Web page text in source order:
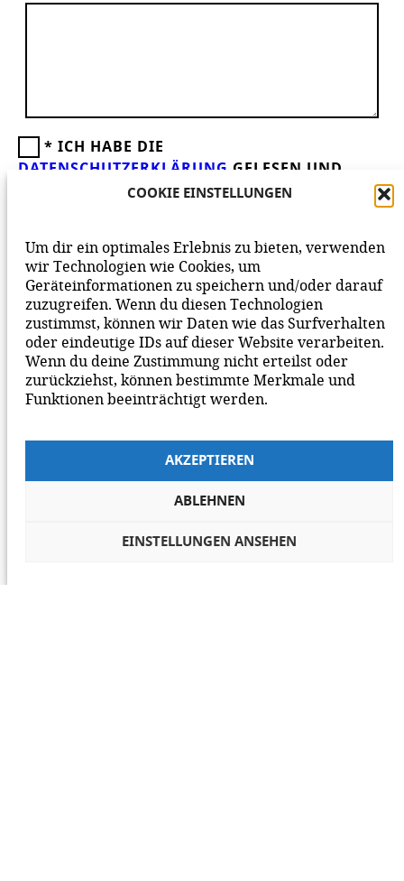
COOKIE EINSTELLUNGEN
Um dir ein optimales Erlebnis zu bieten, verwenden
wir Technologien wie Cookies, um
Geräteinformationen zu speichern und/oder darauf
zuzugreifen. Wenn du diesen Technologien
zustimmst, können wir Daten wie das Surfverhalten
oder eindeutige IDs auf dieser Website verarbeiten.
Wenn du deine Zustimmung nicht erteilst oder
zurückziehst, können bestimmte Merkmale und
Funktionen beeinträchtigt werden.
AKZEPTIEREN
ABLEHNEN
EINSTELLUNGEN ANSEHEN
* ICH HABE DIE
DATENSCHUTZERKLÄRUNG GELESEN UND
AKZEPTIERE DIESE.WIR FREUEN UNS ÜBER
MITEINANDER AUF UNSERER SEITE.